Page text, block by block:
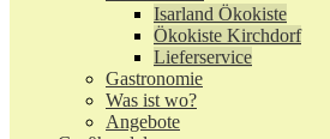
Isarland Ökokiste
Ökokiste Kirchdorf
Lieferservice
Gastronomie
Was ist wo?
Angebote